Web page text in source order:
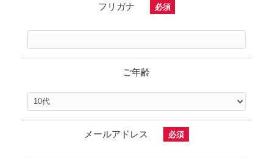
フリガナ 必須
ご年齢
メールアドレス 必須